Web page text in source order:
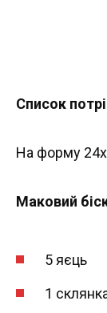
Список
На форму
Маковий
5 яєць
1